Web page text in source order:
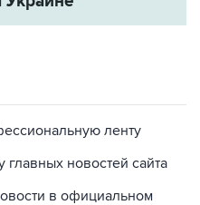
ленту
главных новостей сайта
в официальном